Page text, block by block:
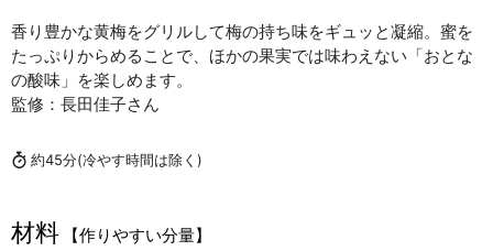
香り豊かな黄梅をグリルして梅の持ち味をギュッと凝縮。蜜を
たっぷりからめることで、ほかの果実では味わえない「おとな
の酸味」を楽しめます。
監修：長田佳子さん
約45分(冷やす時間は除く)
材料 【作りやすい分量】